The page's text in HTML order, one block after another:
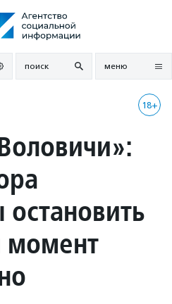
поиск меню
18+
момент